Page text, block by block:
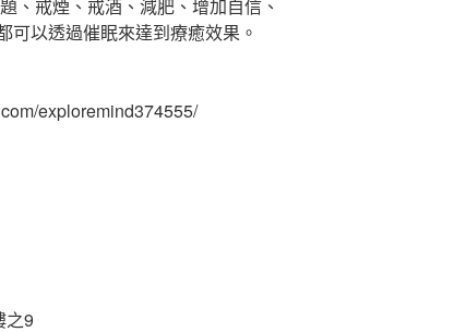
、戒煙、戒酒、減肥、增加自信、
可以透過催眠來達到療癒效果。
exploremind374555/
之9